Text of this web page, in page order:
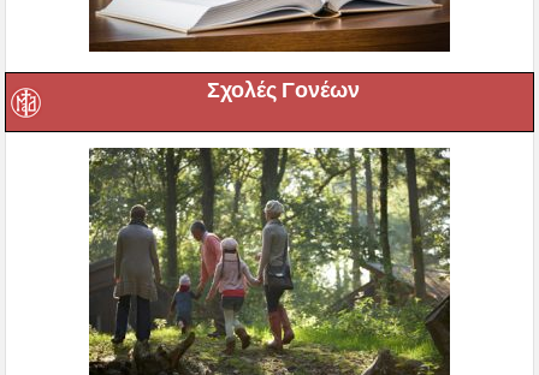
Σχολές Γονέων